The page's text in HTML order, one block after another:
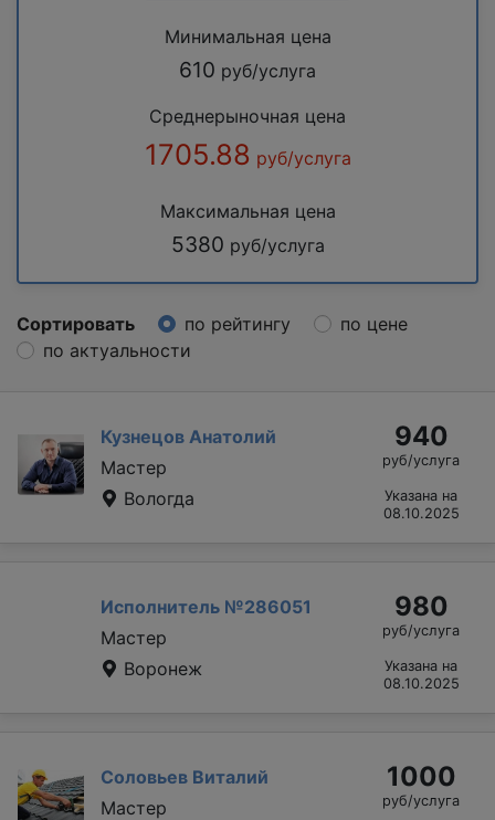
Минимальная цена
610 руб/услуга
Среднерыночная цена
1705.88 руб/услуга
Максимальная цена
5380 руб/услуга
Сортировать по рейтингу
по цене
по актуальности
Кузнецов Анатолий
Мастер
Вологда
940
руб/услуга
Указана на
08.10.2025
Исполнитель №286051
Мастер
Воронеж
980
руб/услуга
Указана на
08.10.2025
Соловьев Виталий
Мастер
1000
руб/услуга